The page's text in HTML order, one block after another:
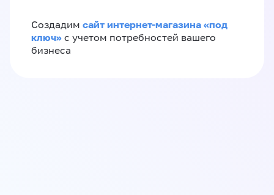
Создадим сайт интернет-магазина «под
ключ» с учетом потребностей вашего
бизнеса